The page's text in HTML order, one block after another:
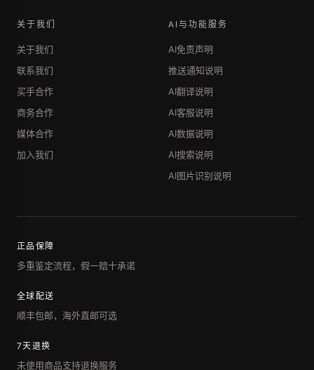
关于我们
关于我们
联系我们
买手合作
商务合作
媒体合作
加入我们
AI与功能服务
AI免责声明
推送通知说明
AI翻译说明
AI客服说明
AI数据说明
AI搜索说明
AI图片识别说明
正品保障
多重鉴定流程，假一赔十承诺
全球配送
顺丰包邮，海外直邮可选
7天退换
未使用商品支持退换服务